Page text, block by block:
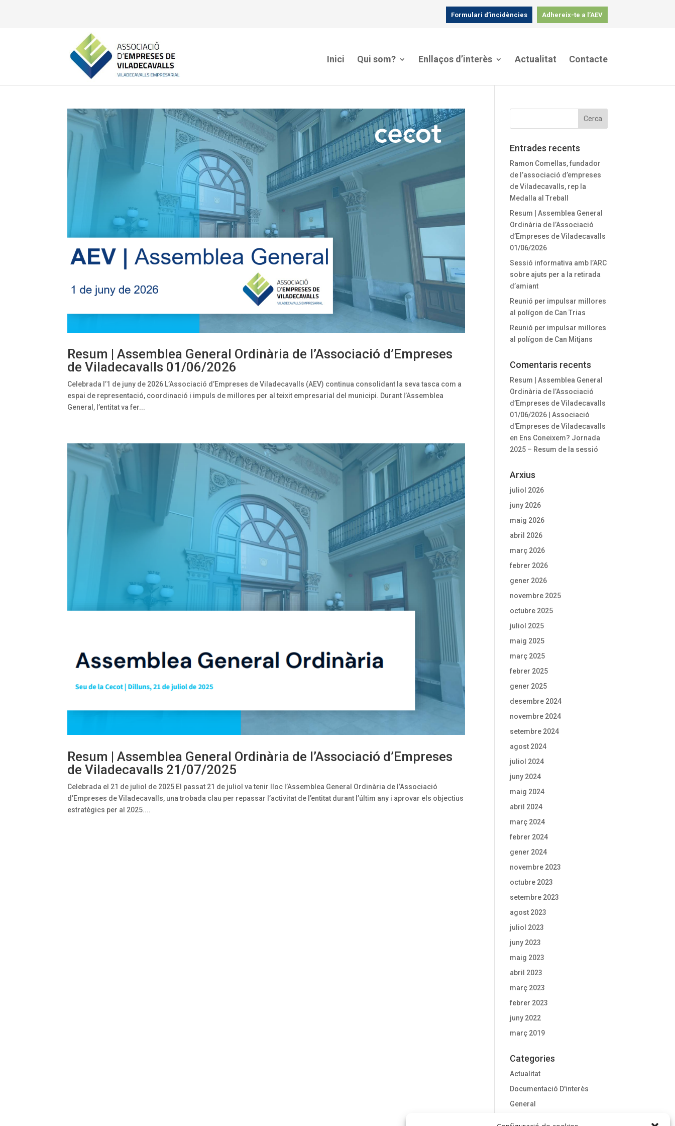
Formulari d’incidències Adhereix-te a l’AEV
Inici Qui som? Enllaços d’interès Actualitat Contacte
Resum | Assemblea General Ordinària de l’Associació d’Empreses
de Viladecavalls 01/06/2026
Celebrada l’1 de juny de 2026 L’Associació d’Empreses de Viladecavalls (AEV) continua consolidant la seva tasca com a
espai de representació, coordinació i impuls de millores per al teixit empresarial del municipi. Durant l’Assemblea
General, l’entitat va fer...
Resum | Assemblea General Ordinària de l’Associació d’Empreses
de Viladecavalls 21/07/2025
Celebrada el 21 de juliol de 2025 El passat 21 de juliol va tenir lloc l’Assemblea General Ordinària de l’Associació
d’Empreses de Viladecavalls, una trobada clau per repassar l’activitat de l’entitat durant l’últim any i aprovar els objectius
estratègics per al 2025....
Entrades recents
Ramon Comellas, fundador
de l’associació d’empreses
de Viladecavalls, rep la
Medalla al Treball
Resum | Assemblea General
Ordinària de l’Associació
d’Empreses de Viladecavalls
01/06/2026
Sessió informativa amb l’ARC
sobre ajuts per a la retirada
d’amiant
Reunió per impulsar millores
al polígon de Can Trias
Reunió per impulsar millores
al polígon de Can Mitjans
Comentaris recents
Resum | Assemblea General
Ordinària de l’Associació
d’Empreses de Viladecavalls
01/06/2026 | Associació
d'Empreses de Viladecavalls
en Ens Coneixem? Jornada
2025 – Resum de la sessió
Arxius
juliol 2026
juny 2026
maig 2026
abril 2026
març 2026
febrer 2026
gener 2026
novembre 2025
octubre 2025
juliol 2025
maig 2025
març 2025
febrer 2025
gener 2025
desembre 2024
novembre 2024
setembre 2024
agost 2024
juliol 2024
juny 2024
maig 2024
abril 2024
març 2024
febrer 2024
gener 2024
novembre 2023
octubre 2023
setembre 2023
agost 2023
juliol 2023
juny 2023
maig 2023
abril 2023
març 2023
febrer 2023
juny 2022
març 2019
Categories
Actualitat
Documentació D'interès
General